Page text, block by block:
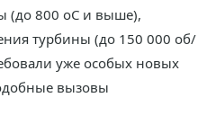
(до 800 оС и выше),
турбины (до 150 000 об/
уже особых новых
вызовы